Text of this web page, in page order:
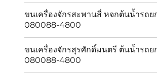
ขนเครื่องจักรสะพานสี่ หจกต้นน้ำรถ
080088-4800
ขนเครื่องจักรสุรศักดิ์มนตรี ต้นน้ำรถ
080088-4800